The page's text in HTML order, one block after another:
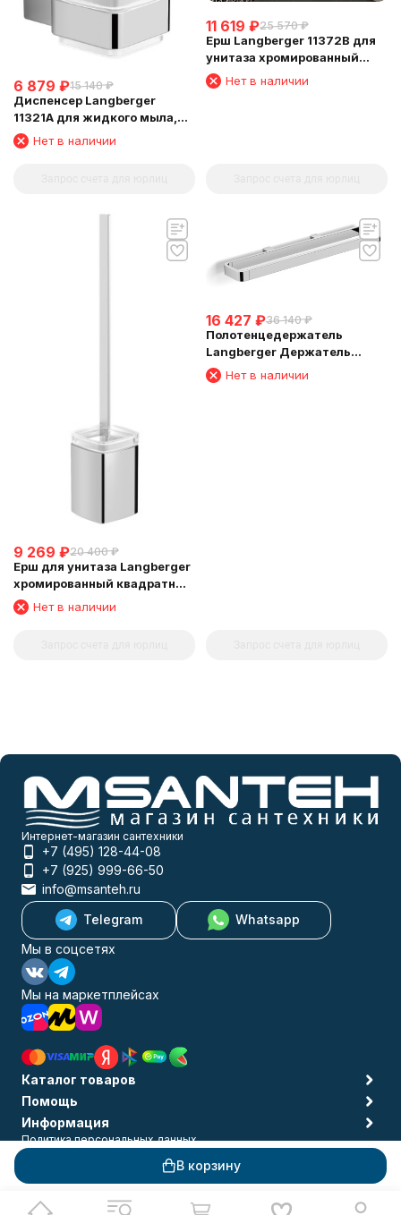
В корзину
6 879 ₽15 140 ₽
Диспенсер Langberger
11321A для жидкого мыла,
стеклянный, к стене
квадратный
Нет в наличии
11 619 ₽25 570 ₽
Ерш Langberger 11372B для
унитаза хромированный
квадратный к стене
Нет в наличии
9 269 ₽20 400 ₽
Ерш для унитаза Langberger
хромированный квадратный
напольный малый 11327A
Нет в наличии
16 427 ₽36 140 ₽
Полотенцедержатель
Langberger Держатель
аксессуаров и полотенца 45
см 11304D
Нет в наличии
Интернет-магазин сантехники
+7 (495) 128-44-08
+7 (925) 999-66-50
info@msanteh.ru
Telegram
Whatsapp
Мы в соцсетях
Мы на маркетплейсах
Каталог товаров
Помощь
Информация
Политика персональных данных
© 2009-2026 MSANTEH